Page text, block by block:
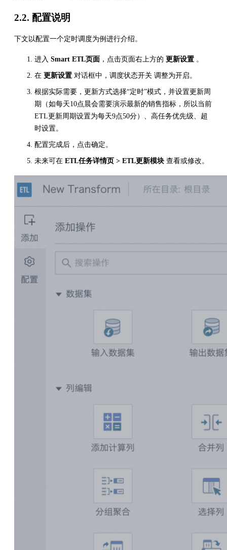
2.2. 配置说明
下文以配置一个定时调度为例进行介绍。
进入 Smart ETL页面 ，点击页面右上方的 更新设置 。
在 更新设置 对话框中，调度状态开关 调整为开启。
根据实际需要，更新方式选择“定时”模式，并设置更新周
期（如每天10点晨会需要演示最新的销售指标，所以当前
ETL更新周期设置为每天9点50分）、高任务优先级、超
时设置。
配置完成后，点击确定。
未来可在 ETL任务详情页 > ETL更新模块 查看或修改。